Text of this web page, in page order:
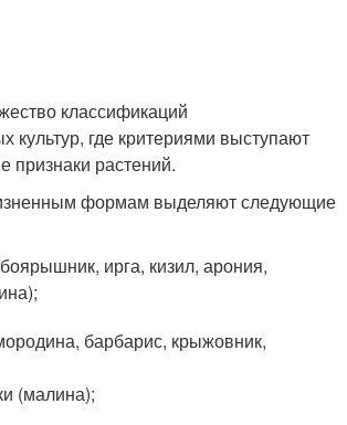
классификаций
культур, где критериями выступают
признаки растений.
формам выделяют следующие
ирга, кизил, арония,
барбарис, крыжовник,
(малина);